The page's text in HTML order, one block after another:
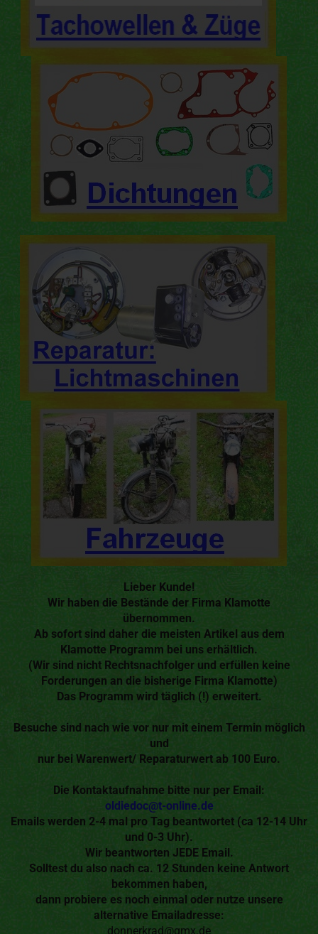
Lieber Kunde!
Wir haben die Bestände der Firma Klamotte
übernommen.
Ab sofort sind daher die meisten Artikel aus dem
Klamotte Programm bei uns erhältlich.
(Wir sind nicht Rechtsnachfolger und erfüllen keine
Forderungen an die bisherige Firma Klamotte)
Das Programm wird täglich (!) erweitert.
Besuche sind nach wie vor nur mit einem Termin möglich
und
nur bei Warenwert/ Reparaturwert ab 100 Euro.
Die Kontaktaufnahme bitte nur per Email:
oldiedoc@t-online.de
Emails werden 2-4 mal pro Tag beantwortet (ca 12-14 Uhr
und 0-3 Uhr).
Wir beantworten JEDE Email.
Solltest du also nach ca. 12 Stunden keine Antwort
bekommen haben,
dann probiere es noch einmal oder nutze unsere
alternative Emailadresse:
donnerkrad@gmx.de